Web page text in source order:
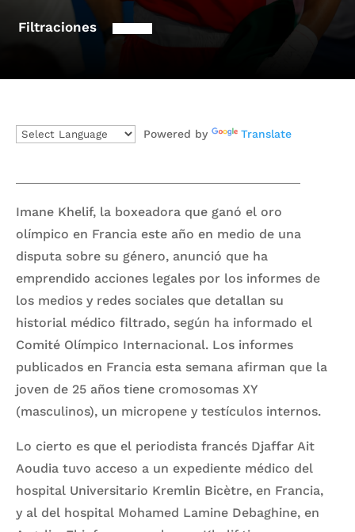
Filtraciones
Powered by Translate
Imane Khelif, la boxeadora que ganó el oro
olímpico en Francia este año en medio de una
disputa sobre su género, anunció que ha
emprendido acciones legales por los informes de
los medios y redes sociales que detallan su
historial médico filtrado, según ha informado el
Comité Olímpico Internacional. Los informes
publicados en Francia esta semana afirman que la
joven de 25 años tiene cromosomas XY
(masculinos), un micropene y testículos internos.
Lo cierto es que el periodista francés Djaffar Ait
Aoudia tuvo acceso a un expediente médico del
hospital Universitario Kremlin Bicètre, en Francia,
y al del hospital Mohamed Lamine Debaghine, en